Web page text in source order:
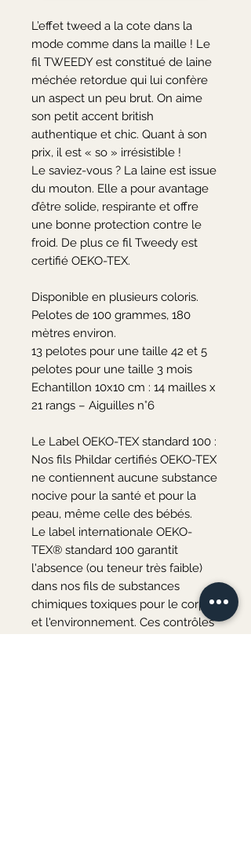
L’effet tweed a la cote dans la
mode comme dans la maille ! Le
fil TWEEDY est constitué de laine
méchée retordue qui lui confère
un aspect un peu brut. On aime
son petit accent british
authentique et chic. Quant à son
prix, il est « so » irrésistible !
Le saviez-vous ? La laine est issue
du mouton. Elle a pour avantage
d’être solide, respirante et offre
une bonne protection contre le
froid. De plus ce fil Tweedy est
certifié OEKO-TEX.
Disponible en plusieurs coloris.
Pelotes de 100 grammes, 180
mètres environ.
13 pelotes pour une taille 42 et 5
pelotes pour une taille 3 mois
Echantillon 10x10 cm : 14 mailles x
21 rangs – Aiguilles n°6
Le Label OEKO-TEX standard 100 :
Nos fils Phildar certifiés OEKO-TEX
ne contiennent aucune substance
nocive pour la santé et pour la
peau, même celle des bébés.
Le label internationale OEKO-
TEX® standard 100 garantit
l'absence (ou teneur très faible)
dans nos fils de substances
chimiques toxiques pour le corps
et l'environnement. Ces contrôles